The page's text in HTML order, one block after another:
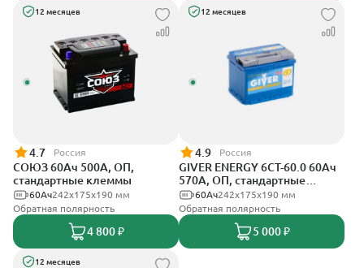
12 месяцев
4.7 Россия
СОЮЗ 60Ач 500А, ОП,
стандартные клеммы
242x175x190 мм
60Ач
Обратная полярность
4 800 ₽
12 месяцев
4.9 Россия
GIVER ENERGY 6СТ-60.0 60Ач
570А, ОП, стандартные
клеммы242х175х190 мм
60Ач
Обратная полярность
5 000 ₽
12 месяцев